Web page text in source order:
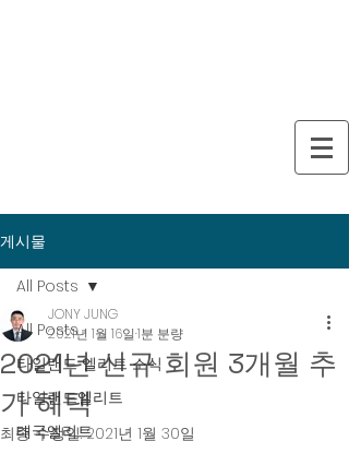
게시물
All Posts
타일랜드 엘리트 소식
타일랜드엘리트
태국엘리트
All Posts
2021년 신규 회원 3개월 추
가 혜택
JONY JUNG
2021년 1월 16일 1분 분량
최종 수정일:2021년 1월 30일